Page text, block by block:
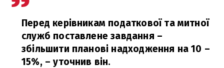
Перед керівникам податкової та митної
служб поставлене завдання –
збільшити планові надходження на 10 –
15%, – уточнив він.